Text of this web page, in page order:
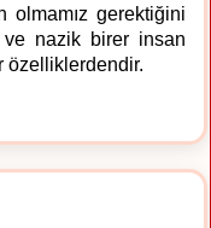
olmamız gerektiğini
ve nazik birer insan
özelliklerdendir.